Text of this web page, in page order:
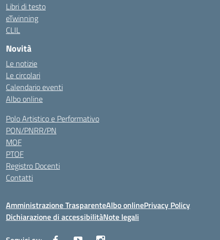
Libri di testo
eTwinning
CLIL
Novità
Le notizie
Le circolari
Calendario eventi
Albo online
Polo Artistico e Performativo
PON/PNRR/PN
MOF
PTOF
Registro Docenti
Contatti
Amministrazione TrasparenteAlbo onlinePrivacy Policy
Dichiarazione di accessibilitàNote legali